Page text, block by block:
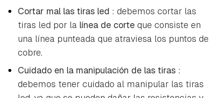
Cortar mal las tiras led : debemos cortar las
tiras led por la línea de corte que consiste en
una línea punteada que atraviesa los puntos de
cobre.
Cuidado en la manipulación de las tiras :
debemos tener cuidado al manipular las tiras